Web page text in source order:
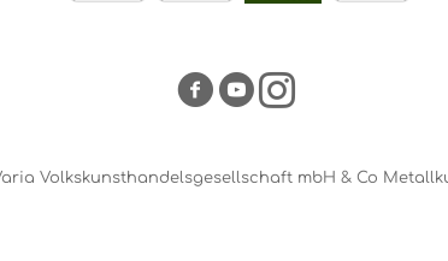
Volkskunsthandelsgesellschaft mbH & Co